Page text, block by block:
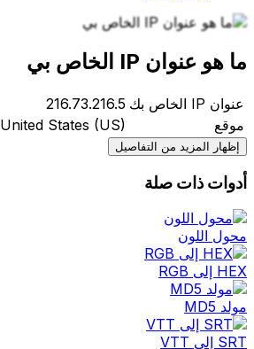
ما هو عنوان IP الخاص بي
عنوان IP الخاص بك
216.73.216.5
موقع
United States (US),
إظهار المزيد من التفاصيل
أدوات ذات صلة
محول اللون
HEX إلى RGB
مولد MD5
SRT إلى VTT